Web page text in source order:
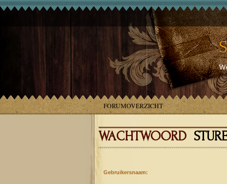
FORUMOVERZICHT
WACHTWOORD
Gebruikersnaam: